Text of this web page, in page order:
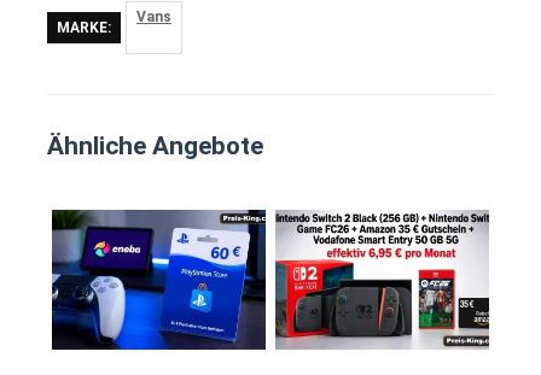
MARKE:
Vans
Ähnliche Angebote